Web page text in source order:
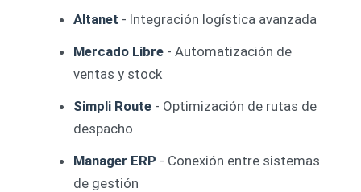
Altanet - Integración logística avanzada
Mercado Libre - Automatización de
ventas y stock
Simpli Route - Optimización de rutas de
despacho
Manager ERP - Conexión entre sistemas
de gestión